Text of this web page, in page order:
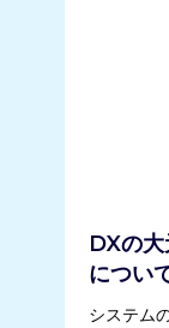
DXの
につい
システム